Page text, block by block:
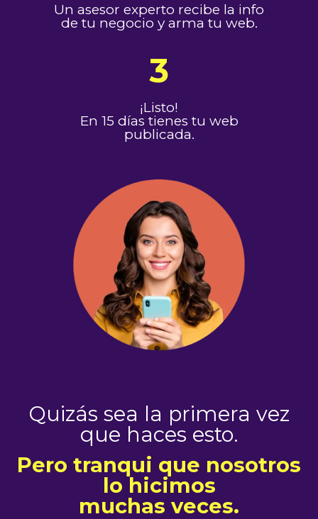
Un asesor experto recibe la info
de tu negocio y arma tu web.
3
¡Listo!
En 15 días tienes tu web
publicada.
Quizás sea la primera vez
que haces esto.
Pero tranqui que nosotros
lo hicimos
muchas veces.